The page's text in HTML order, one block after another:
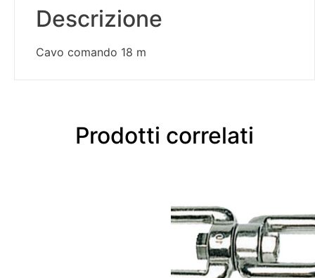
Descrizione
Cavo comando 18 m
Prodotti correlati